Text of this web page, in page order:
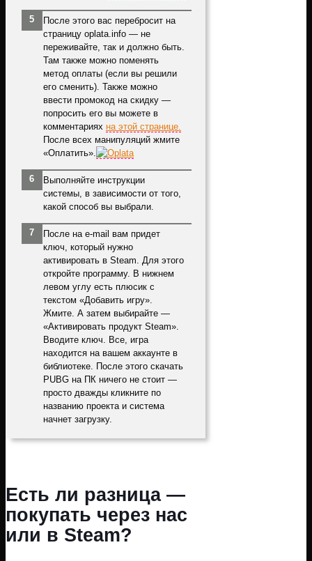
После этого вас перебросит на
страницу oplata.info — не
переживайте, так и должно быть.
Там также можно поменять
метод оплаты (если вы решили
его сменить). Также можно
ввести промокод на скидку —
попросить его вы можете в
комментариях на этой странице.
После всех манипуляций жмите
«Оплатить».
Выполняйте инструкции
системы, в зависимости от того,
какой способ вы выбрали.
После на e-mail вам придет
ключ, который нужно
активировать в Steam. Для этого
откройте программу. В нижнем
левом углу есть плюсик с
текстом «Добавить игру».
Жмите. А затем выбирайте —
«Активировать продукт Steam».
Вводите ключ. Все, игра
находится на вашем аккаунте в
библиотеке. После этого скачать
PUBG на ПК ничего не стоит —
просто дважды кликните по
названию проекта и система
начнет загрузку.
Есть ли разница —
покупать через нас
или в Steam?